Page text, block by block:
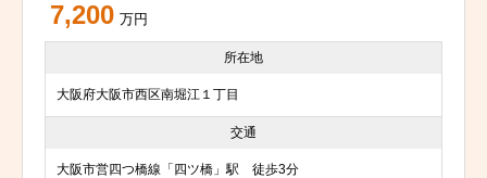
7,200 万円
所在地
大阪府大阪市西区南堀江１丁目
交通
大阪市営四つ橋線「四ツ橋」駅 徒歩3分